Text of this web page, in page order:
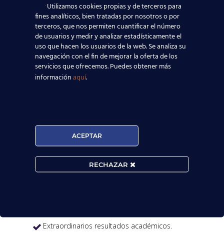
MATRÍCULA ABIERTA:
 Convocatorias constantes.
 Extraordinarios resultados académicos.
Utilizamos cookies propias y de terceros para
fines analíticos, bien tratadas por nosotros o por
terceros, que nos permiten cuantificar el número
de usuarios y medir y analizar estadísticamente el
uso que hacen los usuarios de la web. Se analiza su
navegación con el fin de mejorar la oferta de los
servicios que ofrecemos. Puedes obtener más
información aquí.
ACEPTAR
RECHAZAR